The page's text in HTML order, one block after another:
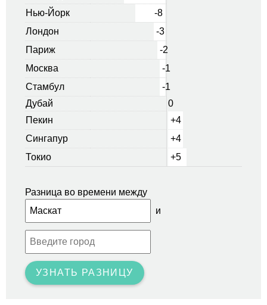
Нью-Йорк
-8
Лондон
-3
Париж
-2
Москва
-1
Стамбул
-1
Дубай
0
Пекин
+4
Сингапур
+4
Токио
+5
Разница во времени между
и
УЗНАТЬ РАЗНИЦУ